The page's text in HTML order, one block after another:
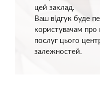
цей заклад.
Ваш відгук буде
користувачам про
послуг цього
залежностей.